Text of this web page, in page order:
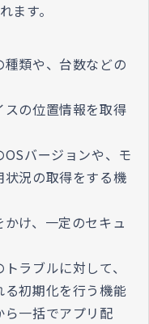
ます。
類や、台数などの
の位置情報を取得
バージョンや、モ
況の取得をする機
け、一定のセキュ
ラブルに対して、
初期化を行う機能
一括でアプリ配